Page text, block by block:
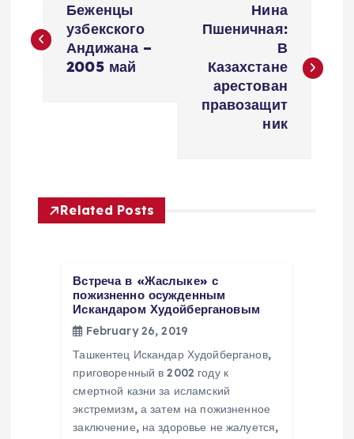
o
a
v
Беженцы
узбекского
Андижана –
2005 май
Нина
Пшеничная:
В
Казахстане
арестован
правозащит
ник
Related Posts
Встреча в «Жаслыке» с
пожизненно осужденным
Искандаром Худойбергановым
February 26, 2019
Ташкентец Искандар Худойберганов,
приговоренный в 2002 году к
смертной казни за исламский
экстремизм, а затем на пожизненное
заключение, на здоровье не жалуется,